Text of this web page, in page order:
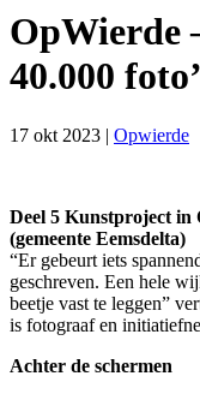
OpWierde
40.000
17 okt 2023 | Opwierde
Deel 5 Kunstproject
(gemeente Eemsdelta)
“Er gebeurt iets
geschreven. Een hele
beetje vast te leggen”
is fotograaf en
Achter de schermen